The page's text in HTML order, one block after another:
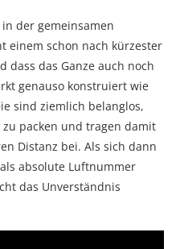
der gemeinsamen
einem schon nach kürzester
dass das Ganze auch noch
genauso konstruiert wie
sind ziemlich belanglos,
packen und tragen damit
Distanz bei. Als sich dann
absolute Luftnummer
das Unverständnis